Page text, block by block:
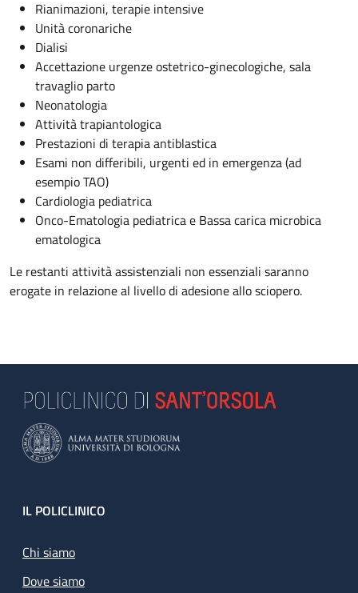
Rianimazioni, terapie intensive
Unità coronariche
Dialisi
Accettazione urgenze ostetrico-ginecologiche, sala
travaglio parto
Neonatologia
Attività trapiantologica
Prestazioni di terapia antiblastica
Esami non differibili, urgenti ed in emergenza (ad
esempio TAO)
Cardiologia pediatrica
Onco-Ematologia pediatrica e Bassa carica microbica
ematologica
Le restanti attività assistenziali non essenziali saranno
erogate in relazione al livello di adesione allo sciopero.
Footer
IL POLICLINICO
Chi siamo
Dove siamo